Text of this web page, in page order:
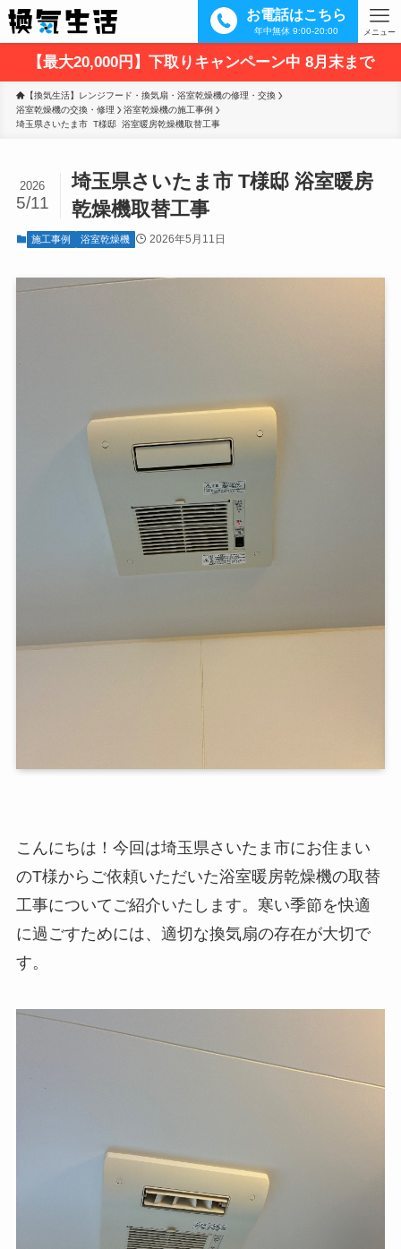
お電話はこちら
年中無休 9:00-20:00 メニュー
【最大20,000円】下取りキャンペーン中 8月末まで
【換気生活】レンジフード・換気扇・浴室乾燥機の修理・交換
浴室乾燥機の交換・修理
浴室乾燥機の施工事例
埼玉県さいたま市  T様邸  浴室暖房乾燥機取替工事
埼玉県さいたま市 T様邸 浴室暖房
乾燥機取替工事
2026
5/11
施工事例 浴室乾燥機 2026年5月11日
こんにちは！今回は埼玉県さいたま市にお住まい
のT様からご依頼いただいた浴室暖房乾燥機の取替
工事についてご紹介いたします。寒い季節を快適
に過ごすためには、適切な換気扇の存在が大切で
す。